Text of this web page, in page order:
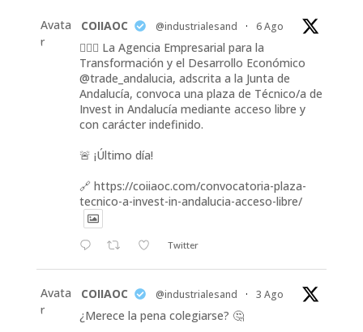
Avata
r
COIIAOC @industrialesand · 6 Ago
👷🏽‍♀️ La Agencia Empresarial para la
Transformación y el Desarrollo Económico
@trade_andalucia, adscrita a la Junta de
Andalucía, convoca una plaza de Técnico/a de
Invest in Andalucía mediante acceso libre y
con carácter indefinido.
🚨 ¡Último día!
🔗 https://coiiaoc.com/convocatoria-plaza-
tecnico-a-invest-in-andalucia-acceso-libre/
Twitter
Avata
r
COIIAOC @industrialesand · 3 Ago
¿Merece la pena colegiarse? 🤔